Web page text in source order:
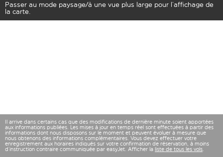
Passer au mode paysage/à une vue plus large pour l’affichage de
la carte.
Il arrive dans certains cas que des modifications de dernière minute soient apportées
aux informations publiées. Les mises à jour en temps réel sont effectuées à partir des
informations dont nous disposons sur le moment et peuvent évoluer à mesure que
nous obtenons des informations complémentaires. Vous devez effectuer votre
enregistrement aux horaires indiqués sur votre confirmation de réservation, à moins
d’instruction contraire communiquée par easyJet. Afficher la liste de tous les vols.